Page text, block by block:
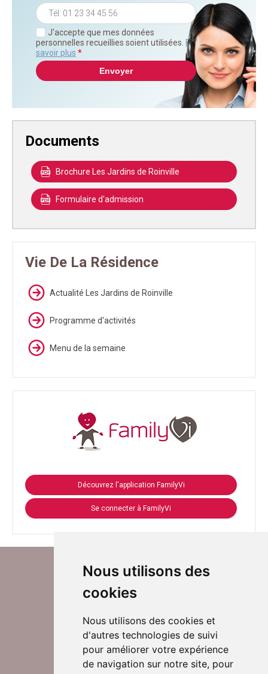
Nous utilisons des
cookies
Nous utilisons des cookies et
d'autres technologies de suivi
pour améliorer votre expérience
de navigation sur notre site, pour
J'accepte que mes données
personnelles recueillies soient utilisées. En
savoir plus *
Documents
Brochure Les Jardins de Roinville
Formulaire d'admission
Vie De La Résidence
Actualité Les Jardins de Roinville
Programme d'activités
Menu de la semaine
Découvrez l'application FamilyVi
Se connecter à FamilyVi
Suivez-nous sur Twitter